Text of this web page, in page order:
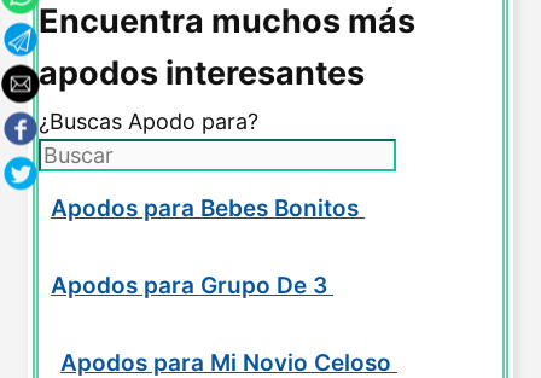
Encuentra muchos más
apodos interesantes
¿Buscas Apodo para?
Apodos para Bebes Bonitos
Apodos para Grupo De 3
Apodos para Mi Novio Celoso